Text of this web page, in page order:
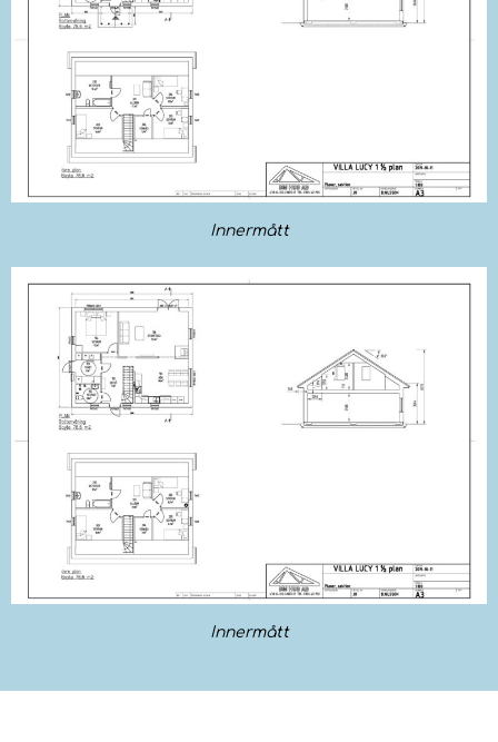
Innermått
Innermått